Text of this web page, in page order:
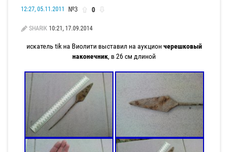
12:27, 05.11.2011 №3 0
SHARIK 10:21, 17.09.2014
искатель tik на Виолити выставил на аукциончерешковый
наконечник, в 26 см длиной